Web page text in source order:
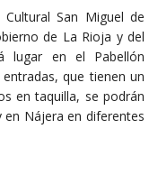
San Miguel de
de La Rioja y del
lugar en el Pabellón
que tienen un
en taquilla, se podrán
Nájera en diferentes